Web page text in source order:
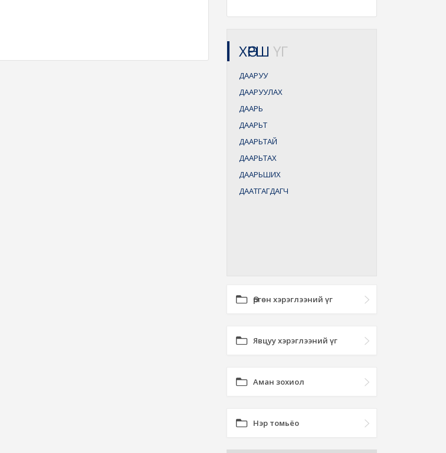
ХӨРШ ҮГ
ДААРУУ
ДААРУУЛАХ
ДААРЬ
ДААРЬТ
ДААРЬТАЙ
ДААРЬТАХ
ДААРЬШИХ
ДААТГАГДАГЧ
Өргөн хэрэглээний үг
Явцуу хэрэглээний үг
Аман зохиол
Нэр томьёо